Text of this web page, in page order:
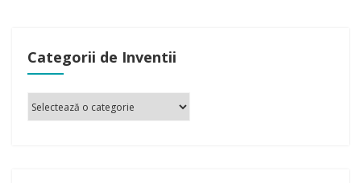
Categorii de Inventii